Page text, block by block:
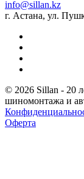
info@sillan.kz
г. Астана, ул.
© 2026 Sillan - 20
шиномонтажа и
Оферта